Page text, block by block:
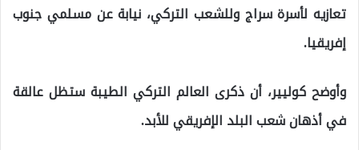
تعازيه لأسرة سراج وللشعب التركي، نيابة عن مسلمي جنوب
إفريقيا.
وأوضح كوليير، أن ذكرى العالم التركي الطيبة ستظل عالقة
في أذهان شعب البلد الإفريقي للأبد.